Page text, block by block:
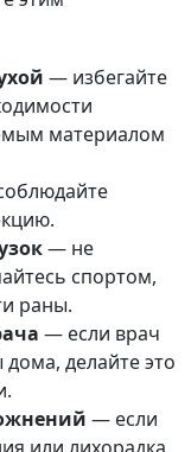
— избегайте
материалом
— не
спортом,
раны.
— если врач
делайте это
— если
или лихорадка,